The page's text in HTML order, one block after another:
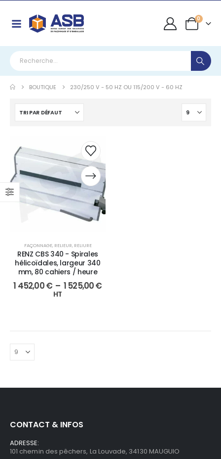
0
BOUTIQUE 230/250 V - 50 HZ OU 115/200 V - 60 HZ
FAÇONNAGE, RELIEUR, RELIURE
RENZ CBS 340 - Spirales
hélicoïdales, largeur 340
mm, 80 cahiers / heure
1 452,00€ – 1 525,00€
HT
CONTACT & INFOS
ADRESSE:
101 chemin des pêchers, La Louvade, 34130 MAUGUIO